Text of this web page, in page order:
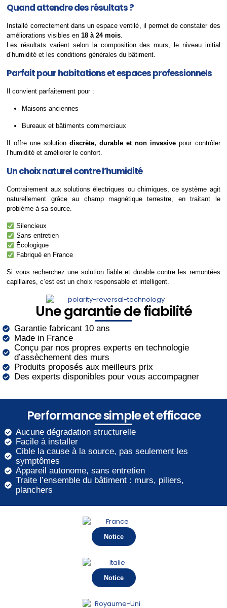
Quand attendre des résultats ?
Installé correctement dans un espace ventilé, il permet de constater des
améliorations visibles en18 à 24 mois.
Les résultats varient selon la composition des murs, le niveau initial
d’humidité et les conditions générales du bâtiment.
Parfait pour habitations et espaces professionnels
Il convient parfaitement pour :
Maisons anciennes
Bureaux et bâtiments commerciaux
Il offre une solution discrète, durable et non invasive pour contrôler
l’humidité et améliorer le confort.
Un choix naturel contre l’humidité
Contrairement aux solutions électriques ou chimiques, ce système agit
naturellement grâce au champ magnétique terrestre, en traitant le
problème à sa source.
Silencieux
Sans entretien
Écologique
Fabriqué en France
Si vous recherchez une solution fiable et durable contre les remontées
capillaires, c’est est un choix responsable et intelligent.
Une garantie de fiabilité
Garantie fabricant 10 ans
Made in France
Conçu par nos propres experts en technologie
d’assèchement des murs
Produits proposés aux meilleurs prix
Des experts disponibles pour vous accompagner
Performance simple et efficace
Aucune dégradation structurelle
Facile à installer
Cible la cause à la source, pas seulement les
symptômes
Appareil autonome, sans entretien
Traite l’ensemble du bâtiment : murs, piliers,
planchers
Notice
Notice